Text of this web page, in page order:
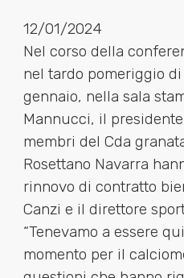
12/01/2024
Nel corso della
nel tardo pomeriggio
gennaio, nella sala
Mannucci, il
membri del Cda
Rosettano Navarra
rinnovo di contratto
Canzi e il direttore
“Tenevamo a essere
momento per il